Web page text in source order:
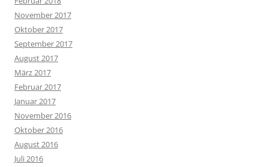
November 2017
Oktober 2017
September 2017
August 2017
März 2017
Februar 2017
Januar 2017
November 2016
Oktober 2016
August 2016
Juli 2016